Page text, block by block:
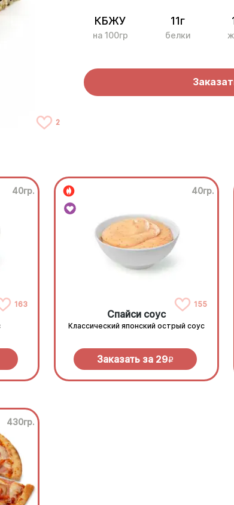
2
КБЖУ
на 100гр
11г
белки
40гр.
163
40гр.
155
Спайси соус
Классический японский острый соус
Заказать за 29R
430гр.